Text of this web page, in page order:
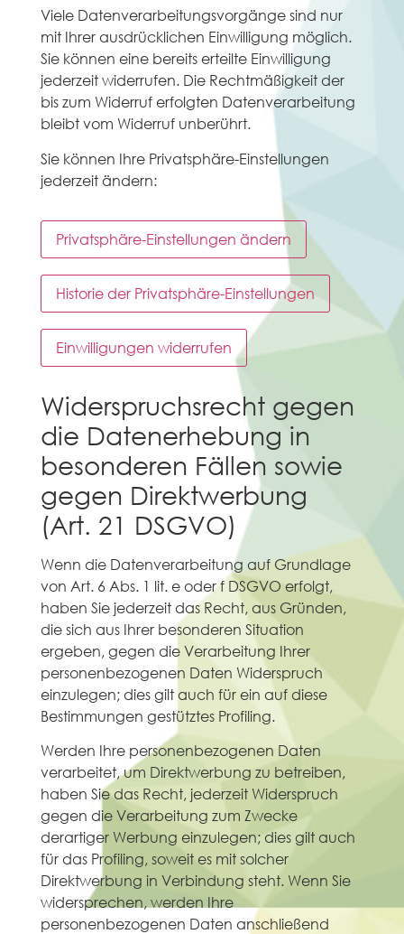
Viele Datenverarbeitungsvorgänge sind nur
mit Ihrer ausdrücklichen Einwilligung möglich.
Sie können eine bereits erteilte Einwilligung
jederzeit widerrufen. Die Rechtmäßigkeit der
bis zum Widerruf erfolgten Datenverarbeitung
bleibt vom Widerruf unberührt.
Sie können Ihre Privatsphäre-Einstellungen
jederzeit ändern:
Privatsphäre-Einstellungen ändern
Historie der Privatsphäre-Einstellungen
Einwilligungen widerrufen
Widerspruchsrecht gegen
die Datenerhebung in
besonderen Fällen sowie
gegen Direktwerbung
(Art. 21 DSGVO)
Wenn die Datenverarbeitung auf Grundlage
von Art. 6 Abs. 1 lit. e oder f DSGVO erfolgt,
haben Sie jederzeit das Recht, aus Gründen,
die sich aus Ihrer besonderen Situation
ergeben, gegen die Verarbeitung Ihrer
personenbezogenen Daten Widerspruch
einzulegen; dies gilt auch für ein auf diese
Bestimmungen gestütztes Profiling.
Werden Ihre personenbezogenen Daten
verarbeitet, um Direktwerbung zu betreiben,
haben Sie das Recht, jederzeit Widerspruch
gegen die Verarbeitung zum Zwecke
derartiger Werbung einzulegen; dies gilt auch
für das Profiling, soweit es mit solcher
Direktwerbung in Verbindung steht. Wenn Sie
widersprechen, werden Ihre
personenbezogenen Daten anschließend